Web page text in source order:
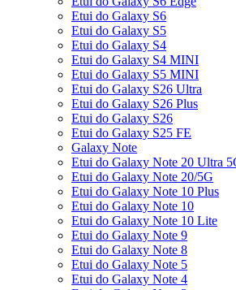
Etui do Galaxy S6
Etui do Galaxy S5
Etui do Galaxy S4
Etui do Galaxy S4 MINI
Etui do Galaxy S5 MINI
Etui do Galaxy S26 Ultra
Etui do Galaxy S26 Plus
Etui do Galaxy S26
Etui do Galaxy S25 FE
Galaxy Note
Etui do Galaxy Note 20 Ultra
Etui do Galaxy Note 20/5G
Etui do Galaxy Note 10 Plus
Etui do Galaxy Note 10
Etui do Galaxy Note 10 Lite
Etui do Galaxy Note 9
Etui do Galaxy Note 8
Etui do Galaxy Note 5
Etui do Galaxy Note 4